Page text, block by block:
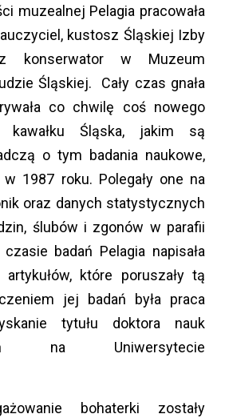
muzealnej Pelagia pracowała
kustosz Śląskiej Izby
konserwator w Muzeum
Śląskiej. Cały czas gnała
co chwilę coś nowego
Śląska, jakim są
o tym badania naukowe,
w 1987 roku. Polegały one na
oraz danych statystycznych
ślubów i zgonów w parafii
badań Pelagia napisała
które poruszały tą
jej badań była praca
tytułu doktora nauk
na Uniwersytecie
bohaterki zostały